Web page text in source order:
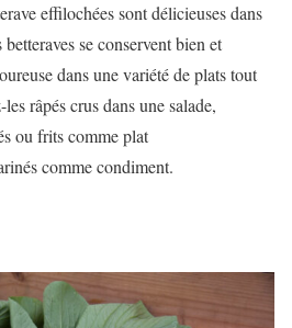
effilochées sont délicieuses dans
se conservent bien et
dans une variété de plats tout
râpés crus dans une salade,
ou frits comme plat
comme condiment.